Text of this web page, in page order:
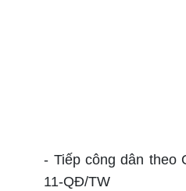
- Tiếp công dân theo
11-QĐ/TW